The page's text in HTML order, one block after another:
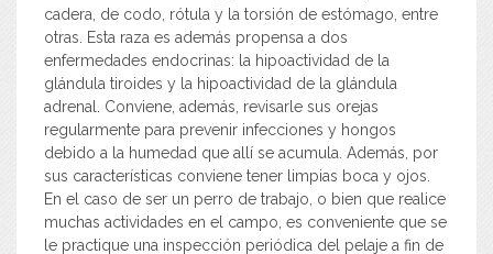
cadera, de codo, rótula y la torsión de estómago, entre
otras. Esta raza es además propensa a dos
enfermedades endocrinas: la hipoactividad de la
glándula tiroides y la hipoactividad de la glándula
adrenal. Conviene, además, revisarle sus orejas
regularmente para prevenir infecciones y hongos
debido a la humedad que allí se acumula. Además, por
sus características conviene tener limpias boca y ojos.
En el caso de ser un perro de trabajo, o bien que realice
muchas actividades en el campo, es conveniente que se
le practique una inspección periódica del pelaje a fin de